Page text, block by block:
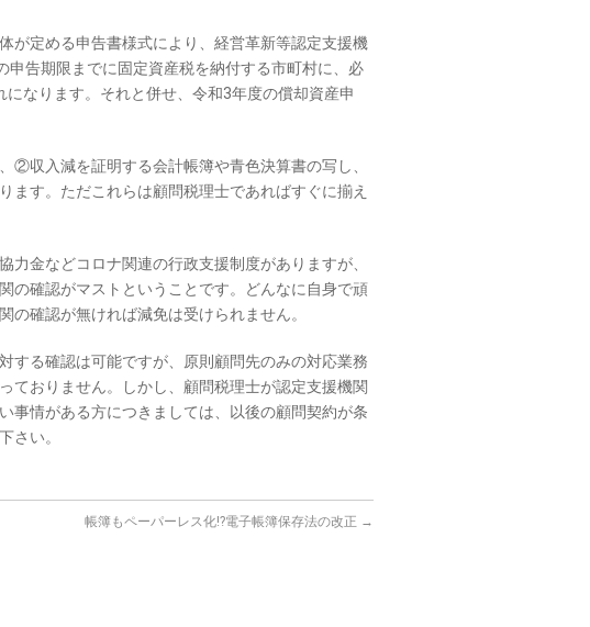
が定める申告書様式により、経営革新等認定支援機
告期限までに固定資産税を納付する市町村に、必
なります。それと併せ、令和3年度の償却資産申
収入減を証明する会計帳簿や青色決算書の写し、
す。ただこれらは顧問税理士であればすぐに揃え
金などコロナ関連の行政支援制度がありますが、
の確認がマストということです。どんなに自身で頑
確認が無ければ減免は受けられません。
する確認は可能ですが、原則顧問先のみの対応業務
ておりません。しかし、顧問税理士が認定支援機関
事情がある方につきましては、以後の顧問契約が条
下さい。
帳簿もペーパーレス化!?電子帳簿保存法の改正 →